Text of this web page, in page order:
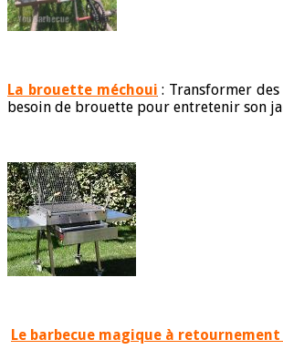
La brouette méchoui : Transformer
besoin de brouette pour entretenir son
Le barbecue magique à